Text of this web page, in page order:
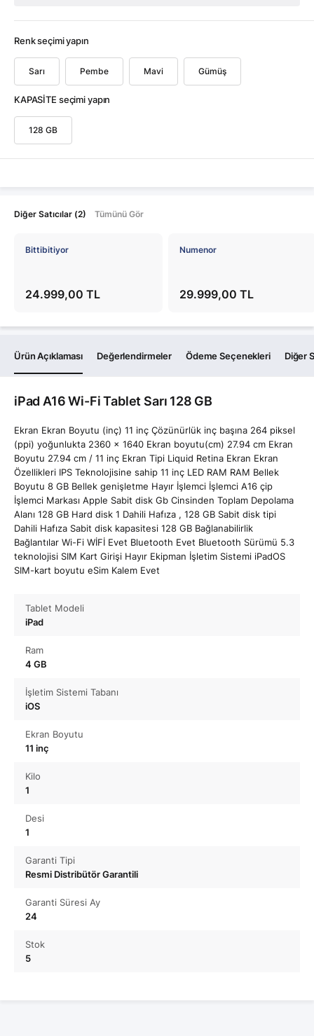
Renk seçimi yapın
Sarı Pembe Mavi Gümüş
KAPASİTE seçimi yapın
128 GB
Diğer Satıcılar (2) Tümünü Gör
Bittibitiyor
24.999,00 TL
Numenor
29.999,00 TL
Ürün Açıklaması Değerlendirmeler Ödeme Seçenekleri Diğer
iPad A16 Wi-Fi Tablet Sarı 128 GB
Ekran Ekran Boyutu (inç) 11 inç Çözünürlük inç başına 264 piksel
(ppi) yoğunlukta 2360 x 1640 Ekran boyutu(cm) 27.94 cm Ekran
Boyutu 27.94 cm / 11 inç Ekran Tipi Liquid Retina Ekran Ekran
Özellikleri IPS Teknolojisine sahip 11 inç LED RAM RAM Bellek
Boyutu 8 GB Bellek genişletme Hayır İşlemci İşlemci A16 çip
İşlemci Markası Apple Sabit disk Gb Cinsinden Toplam Depolama
Alanı 128 GB Hard disk 1 Dahili Hafıza , 128 GB Sabit disk tipi
Dahili Hafıza Sabit disk kapasitesi 128 GB Bağlanabilirlik
Bağlantılar Wi-Fi WİFİ Evet Bluetooth Evet Bluetooth Sürümü 5.3
teknolojisi SIM Kart Girişi Hayır Ekipman İşletim Sistemi iPadOS
SIM-kart boyutu eSim Kalem Evet
Tablet Modeli
iPad
Ram
4 GB
İşletim Sistemi Tabanı
iOS
Ekran Boyutu
11 inç
Kilo
1
Desi
1
Garanti Tipi
Resmi Distribütör Garantili
Garanti Süresi Ay
24
Stok
5